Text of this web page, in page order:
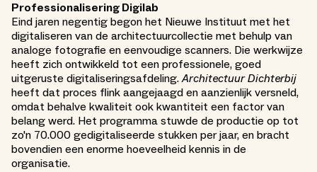
Professionalisering Digilab
Eind jaren negentig begon het Nieuwe Instituut met het
digitaliseren van de architectuurcollectie met behulp van
analoge fotografie en eenvoudige scanners. Die werkwijze
heeft zich ontwikkeld tot een professionele, goed
uitgeruste digitaliseringsafdeling.Architectuur Dichterbij
heeft dat proces flink aangejaagd en aanzienlijk versneld,
omdat behalve kwaliteit ook kwantiteit een factor van
belang werd. Het programma stuwde de productie op tot
zo'n 70.000 gedigitaliseerde stukken per jaar, en bracht
bovendien een enorme hoeveelheid kennis in de
organisatie.